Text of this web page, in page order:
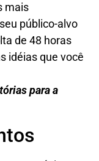
mais
público-alvo
de 48 horas
idéias que você
para a